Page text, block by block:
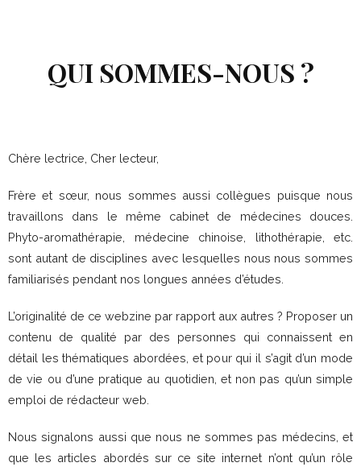
QUI SOMMES-NOUS ?
Chère lectrice, Cher lecteur,
Frère et sœur, nous sommes aussi collègues puisque nous
travaillons dans le même cabinet de médecines douces.
Phyto-aromathérapie, médecine chinoise, lithothérapie, etc.
sont autant de disciplines avec lesquelles nous nous sommes
familiarisés pendant nos longues années d’études.
L’originalité de ce webzine par rapport aux autres ? Proposer un
contenu de qualité par des personnes qui connaissent en
détail les thématiques abordées, et pour qui il s’agit d’un mode
de vie ou d’une pratique au quotidien, et non pas qu’un simple
emploi de rédacteur web.
Nous signalons aussi que nous ne sommes pas médecins, et
que les articles abordés sur ce site internet n’ont qu’un rôle